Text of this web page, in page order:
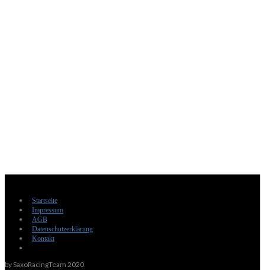
Startseite
Impressum
AGB
Datenschutzerklärung
Kontakt
by SaxoRacingTeam 2020